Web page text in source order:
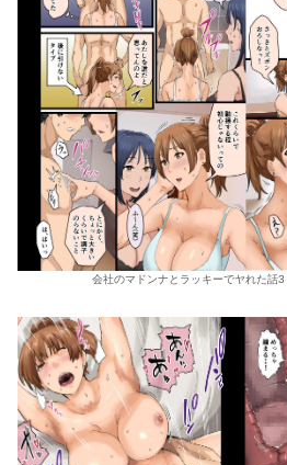
会社のマドンナとラッキーでヤれた話